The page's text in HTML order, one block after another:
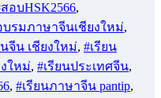
อบHSK2566,
บรมภาษาจีนเชียงใหม่,
นจีน เชียงใหม่, #เรียน
ใหม่, #เรียนประเทศจีน,
, #เรียนภาษาจีน pantip,